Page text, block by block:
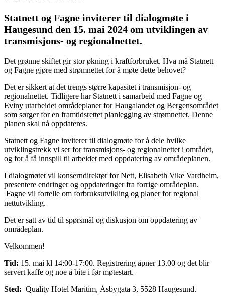
Statnett og Fagne inviterer til dialogmøte i
Haugesund den 15. mai 2024 om utviklingen av
transmisjons- og regionalnettet.
Det grønne skiftet gir stor økning i kraftforbruket. Hva må Statnett
og Fagne gjøre med strømnettet for å møte dette behovet?
Det er sikkert at det trengs større kapasitet i transmisjon- og
regionalnettet. Tidligere har Statnett i samarbeid med Fagne og
Eviny utarbeidet områdeplaner for Haugalandet og Bergensområdet
som sørger for en framtidsrettet planlegging av strømnettet. Denne
planen skal nå oppdateres.
Statnett og Fagne inviterer til dialogmøte for å dele hvilke
utviklingstrekk vi ser for transmisjons- og regionalnettet i området,
og for å få innspill til arbeidet med oppdatering av områdeplanen.
I dialogmøtet vil konserndirektør for Nett, Elisabeth Vike Vardheim,
presentere endringer og oppdateringer fra forrige områdeplan.
Fagne vil fortelle om forbruksutvikling og planer for regional
nettutvikling.
Det er satt av tid til spørsmål og diskusjon om oppdatering av
områdeplan.
Velkommen!
Tid: 15. mai kl 14:00-17:00. Registrering åpner 13.00 og det blir
servert kaffe og noe å bite i før møtestart.
Sted: Quality Hotel Maritim, Åsbygata 3, 5528 Haugesund.